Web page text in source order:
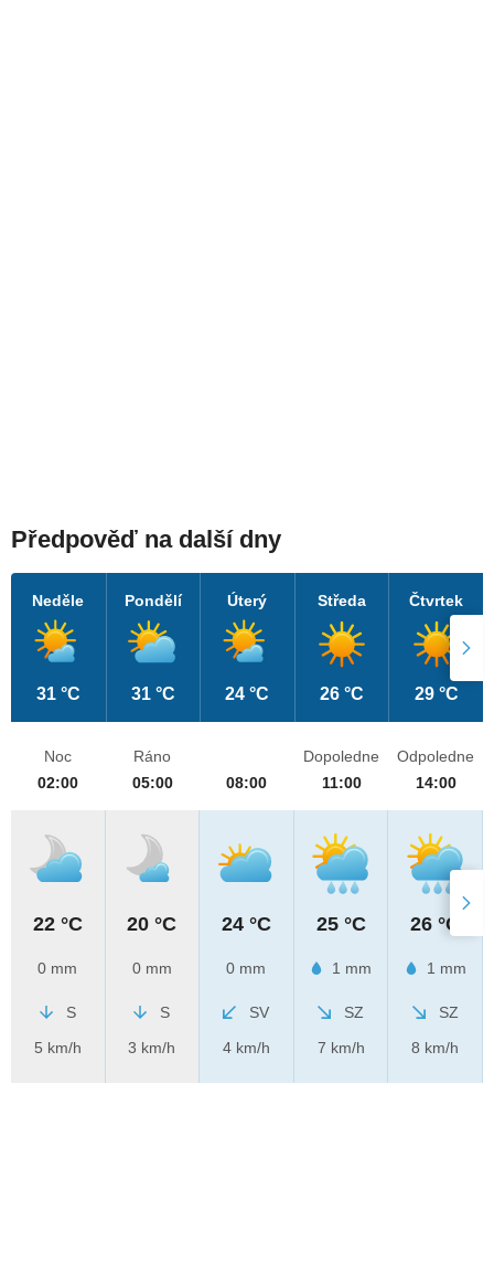
Předpověď na další dny
Neděle
31 °C
Pondělí
31 °C
Úterý
24 °C
Středa
26 °C
Čtvrtek
29 °C
Noc
02:00
22 °C
0 mm
S
5 km/h
Ráno
05:00
20 °C
0 mm
S
3 km/h
08:00
24 °C
0 mm
SV
4 km/h
Dopoledne
11:00
25 °C
1 mm
SZ
7 km/h
Odpoledne
14:00
26 °C
1 mm
SZ
8 km/h